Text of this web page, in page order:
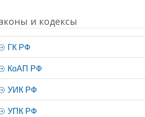
и кодексы
ГК РФ
КоАП РФ
УИК РФ
УПК РФ